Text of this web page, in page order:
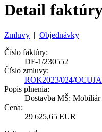
Detail
Zmluvy | Objednávky
Číslo faktúry:
DF-1/230552
Číslo zmluvy:
ROK2023/024/OCUJA
Popis plnenia:
Dostavba MŠ:
Cena:
29 625,65 EUR